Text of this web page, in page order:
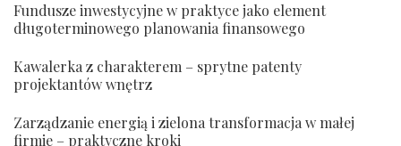
Fundusze inwestycyjne w praktyce jako element
długoterminowego planowania finansowego
Kawalerka z charakterem – sprytne patenty
projektantów wnętrz
Zarządzanie energią i zielona transformacja w małej
firmie – praktyczne kroki